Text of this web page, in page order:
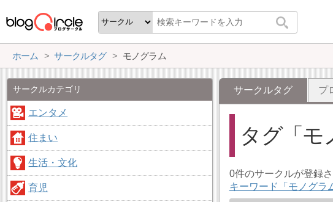
ホーム サークルタグ モノグラム
サークルタグ プ
タグ モ
0件のサークルが登録さ
キーワード「モノグラ
サークルカテゴリ
エンタメ
住まい
生活・文化
育児